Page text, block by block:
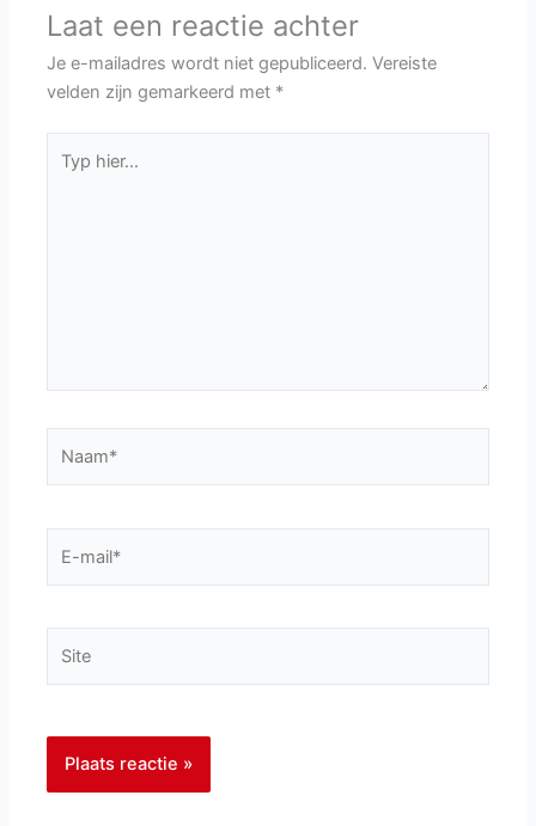
Laat een reactie achter
Je e-mailadres wordt niet gepubliceerd. Vereiste
velden zijn gemarkeerd met *
hier...
mail*